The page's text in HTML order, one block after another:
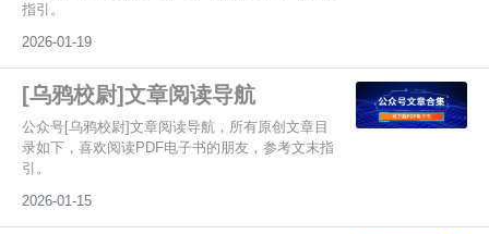
指引。
2026-01-19
[乌鸦校尉]文章阅读导航
公众号[乌鸦校尉]文章阅读导航，所有原创文章目
录如下，喜欢阅读PDF电子书的朋友，参考文末指
引。
2026-01-15